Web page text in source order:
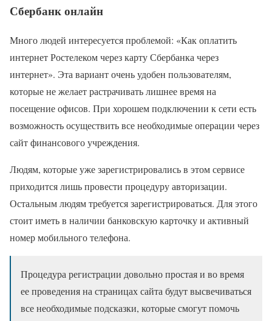
Сбербанк онлайн
Много людей интересуется проблемой: «Как оплатить
интернет Ростелеком через карту Сбербанка через
интернет». Эта вариант очень удобен пользователям,
которые не желает растрачивать лишнее время на
посещение офисов. При хорошем подключении к сети есть
возможность осуществить все необходимые операции через
сайт финансового учреждения.
Людям, которые уже зарегистрировались в этом сервисе
приходится лишь провести процедуру авторизации.
Остальным людям требуется зарегистрироваться. Для этого
стоит иметь в наличии банковскую карточку и активный
номер мобильного телефона.
Процедура регистрации довольно простая и во время
ее проведения на страницах сайта будут высвечиваться
все необходимые подсказки, которые смогут помочь